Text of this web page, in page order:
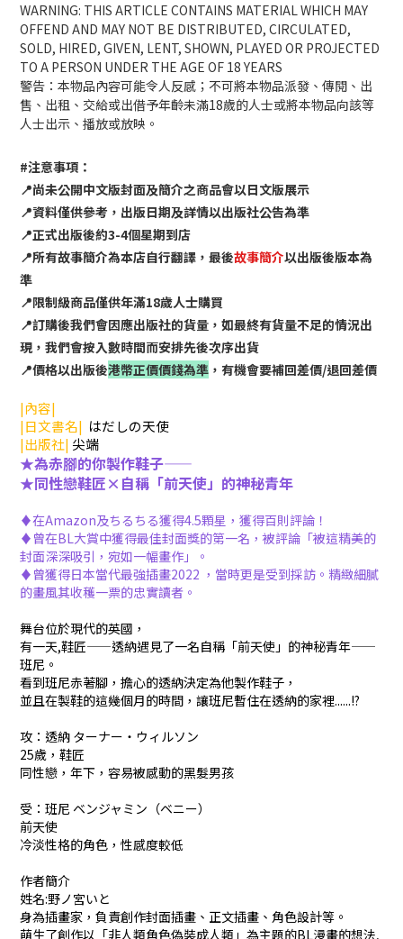
WARNING: THIS ARTICLE CONTAINS MATERIAL WHICH MAY
OFFEND AND MAY NOT BE DISTRIBUTED, CIRCULATED,
SOLD, HIRED, GIVEN, LENT, SHOWN, PLAYED OR PROJECTED
TO A PERSON UNDER THE AGE OF 18 YEARS
警告：本物品內容可能令人反感；不可將本物品派發、傳閱、出
售、出租、交給或出借予年齡未滿18歲的人士或將本物品向該等
人士出示、播放或放映。
#注意事項：
📍尚未公開中文版封面及簡介之商品會以日文版展示
📍資料僅供參考，出版日期及詳情以出版社公告為準
📍正式出版後約3-4個星期到店
📍所有故事簡介為本店自行翻譯，最後故事簡介以出版後版本為
準
📍限制級商品僅供年滿18歲人士購買
📍訂購後我們會因應出版社的貨量，如最終有貨量不足的情況出
現，我們會按入數時間而安排先後次序出貨
📍價格以出版後港幣正價價錢為準 ，有機會要補回差價/退回差價
|內容|
|日文書名| はだしの天使
|出版社| 尖端
★為赤腳的你製作鞋子——
★同性戀鞋匠×自稱「前天使」的神秘青年
♦在Amazon及ちるちる獲得4.5顆星，獲得百則評論！
♦曾在BL大賞中獲得最佳封面獎的第一名，被評論「被這精美的
封面深深吸引，宛如一幅畫作」。
♦曾獲得日本當代最強插畫2022 ，當時更是受到採訪。精緻細膩
的畫風其收穫一票的忠實讀者。
舞台位於現代的英國，
有一天,鞋匠——透納遇見了一名自稱「前天使」的神秘青年——
班尼。
看到班尼赤著腳，擔心的透納決定為他製作鞋子，
並且在製鞋的這幾個月的時間，讓班尼暫住在透納的家裡......!?
攻：透納 ターナー・ウィルソン
25歲，鞋匠
同性戀，年下，容易被感動的黑髮男孩
受：班尼 ベンジャミン（ベニー）
前天使
冷淡性格的角色，性感度較低
作者簡介
姓名:野ノ宮いと
身為插畫家，負責創作封面插畫、正文插畫、角色設計等。
萌生了創作以「非人類角色偽裝成人類」為主題的BL漫畫的想法,